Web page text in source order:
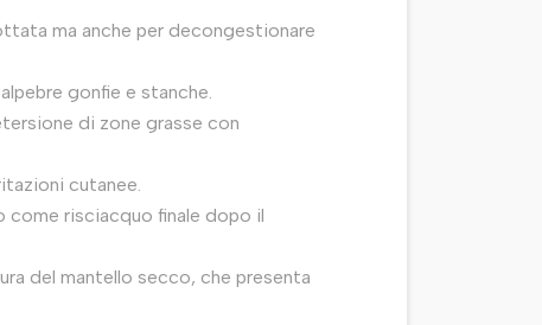
ma anche per decongestionare
gonfie e stanche.
di zone grasse con
cutanee.
come risciacquo finale dopo il
del mantello secco, che presenta